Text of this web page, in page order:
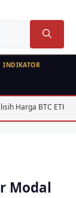
INDIKATOR
ETH
Pasar
Modal